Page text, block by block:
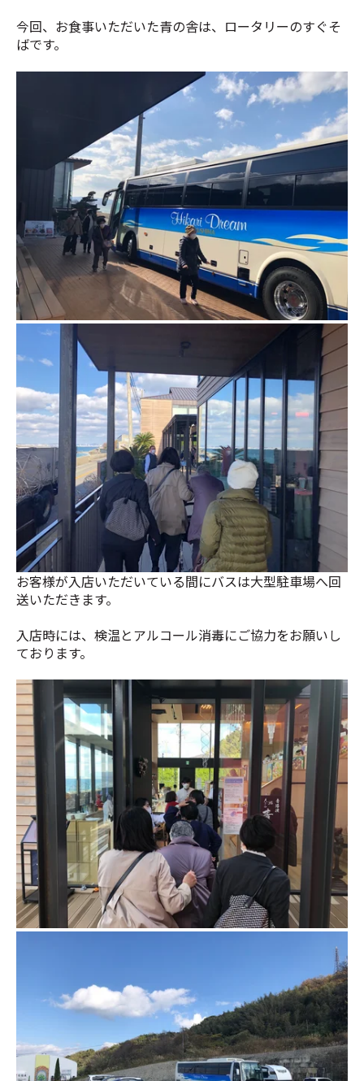
今回、お食事いただいた青の舎は、ロータリーのすぐそ
ばです。
お客様が入店いただいている間にバスは大型駐車場へ回
送いただきます。
入店時には、検温とアルコール消毒にご協力をお願いし
ております。